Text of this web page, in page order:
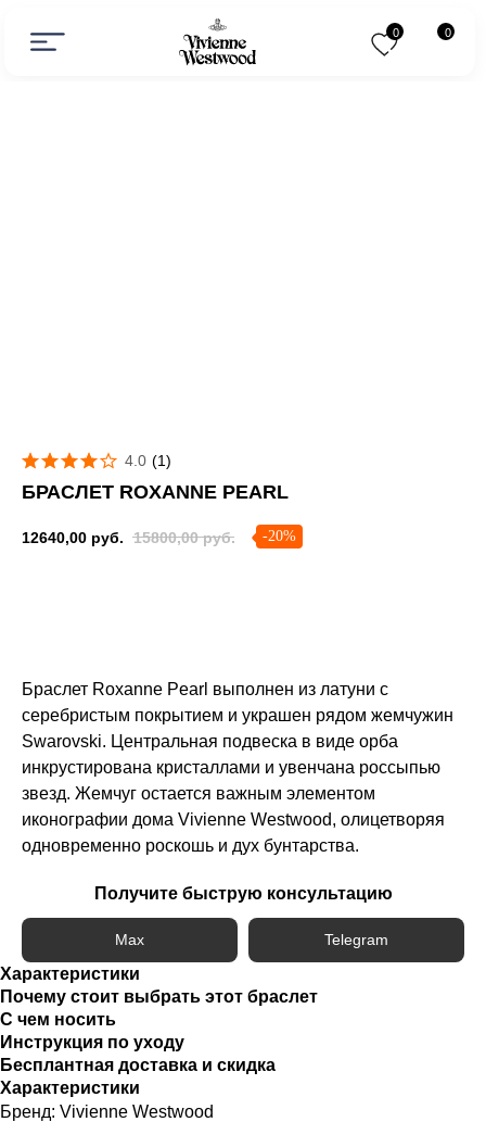
4.0 (1)
БРАСЛЕТ ROXANNE PEARL
12640,00 руб. 15800,00 руб. -20%
Браслет Roxanne Pearl выполнен из латуни с
серебристым покрытием и украшен рядом жемчужин
Swarovski. Центральная подвеска в виде орба
инкрустирована кристаллами и увенчана россыпью
звезд. Жемчуг остается важным элементом
иконографии дома Vivienne Westwood, олицетворяя
одновременно роскошь и дух бунтарства.
Получите быструю консультацию
Max Telegram
Характеристики
Почему стоит выбрать этот браслет
С чем носить
Инструкция по уходу
Бесплантная доставка и скидка
Характеристики
Бренд: Vivienne Westwood